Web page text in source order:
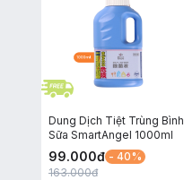
Dung Dịch Tiệt Trùng Bình
Sữa SmartAngel 1000ml
99.000đ - 40%
163.000đ